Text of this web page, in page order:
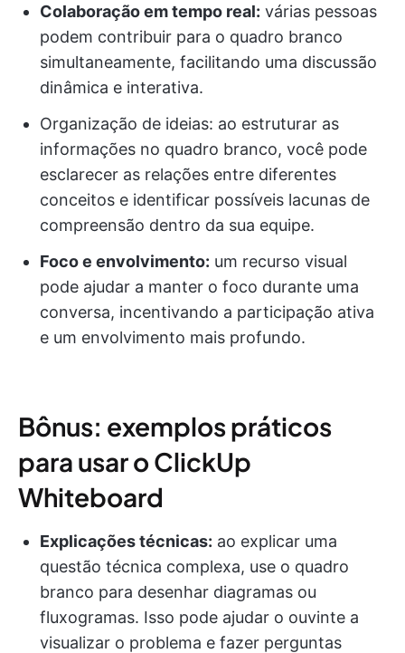
Colaboração em tempo real: várias pessoas
podem contribuir para o quadro branco
simultaneamente, facilitando uma discussão
dinâmica e interativa.
Organização de ideias: ao estruturar as
informações no quadro branco, você pode
esclarecer as relações entre diferentes
conceitos e identificar possíveis lacunas de
compreensão dentro da sua equipe.
Foco e envolvimento: um recurso visual
pode ajudar a manter o foco durante uma
conversa, incentivando a participação ativa
e um envolvimento mais profundo.
Bônus: exemplos práticos
para usar o ClickUp
Whiteboard
Explicações técnicas: ao explicar uma
questão técnica complexa, use o quadro
branco para desenhar diagramas ou
fluxogramas. Isso pode ajudar o ouvinte a
visualizar o problema e fazer perguntas